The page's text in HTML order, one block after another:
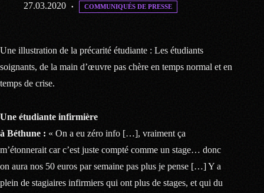
27.03.2020 COMMUNIQUÉS DE PRESSE
Une illustration de la précarité étudiante : Les étudiants
soignants, de la main d’œuvre pas chère en temps normal et en
temps de crise.
Une étudiante infirmière
à Béthune : « On a eu zéro info […], vraiment ça
m’étonnerait car c’est juste compté comme un stage… donc
on aura nos 50 euros par semaine pas plus je pense […] Y a
plein de stagiaires infirmiers qui ont plus de stages, et qui du